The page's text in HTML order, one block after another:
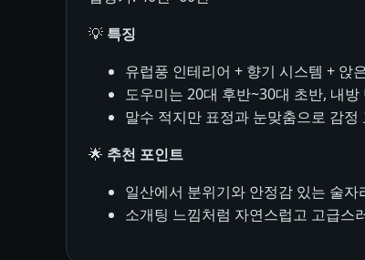
💡 특징
유럽풍 인테리어 + 향기 시스템 + 앉
도우미는 20대 후반~30대 초반, 내방
말수 적지만 표정과 눈맞춤으로 감정
🌟 추천 포인트
일산에서 분위기와 안정감 있는 술
소개팅 느낌처럼 자연스럽고 고급스